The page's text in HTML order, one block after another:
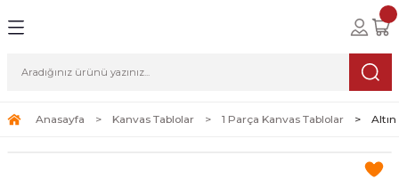
Tablolar
Sanat
Anasayfa Kanvas Tablolar 1 Parça Kanvas Tablolar